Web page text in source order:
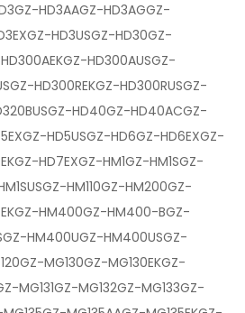
HD3AAGZ-HD3AGGZ-
HD3USGZ-HD30GZ-
HD300AUSGZ-
HD300REKGZ-HD300RUSGZ-
HD40GZ-HD40ACGZ-
HD5USGZ-HD6GZ-HD6EXGZ-
HD7EXGZ-HM1GZ-HM1SGZ-
HM110GZ-HM200GZ-
HM400GZ-HM400-BGZ-
HM400UGZ-HM400USGZ-
MG130GZ-MG130EKGZ-
MG131GZ-MG132GZ-MG133GZ-